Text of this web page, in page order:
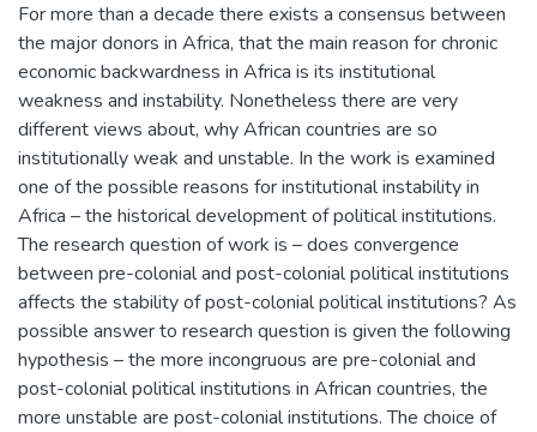
For more than a decade there exists a consensus between
the major donors in Africa, that the main reason for chronic
economic backwardness in Africa is its institutional
weakness and instability. Nonetheless there are very
different views about, why African countries are so
institutionally weak and unstable. In the work is examined
one of the possible reasons for institutional instability in
Africa – the historical development of political institutions.
The research question of work is – does convergence
between pre-colonial and post-colonial political institutions
affects the stability of post-colonial political institutions? As
possible answer to research question is given the following
hypothesis – the more incongruous are pre-colonial and
post-colonial political institutions in African countries, the
more unstable are post-colonial institutions. The choice of